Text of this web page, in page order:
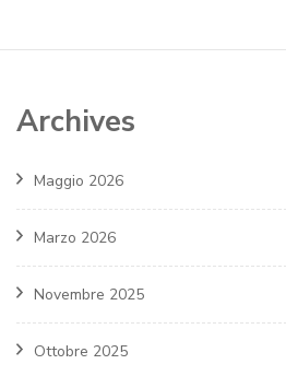
Archives
Maggio 2026
Marzo 2026
Novembre 2025
Ottobre 2025